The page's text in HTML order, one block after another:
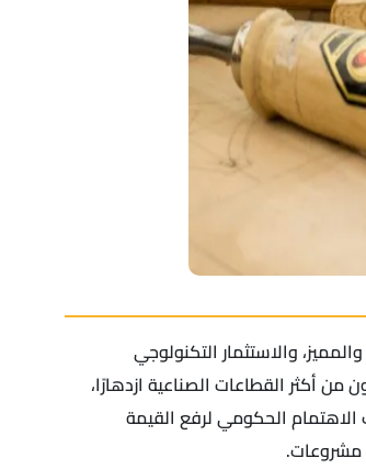
والاستثمار التكنولوجي
أكثر القطاعات الصناعية ازدهارًا،
الاهتمام الحكومي لرفع القيمة
مشروعات.